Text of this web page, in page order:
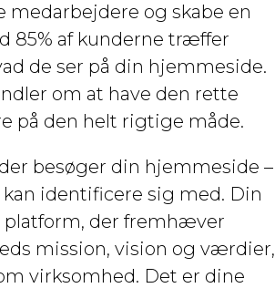
og skabe en
85% af kunderne træffer
de ser på din hjemmeside.
om at have den rette
på den helt rigtige måde.
besøger din hjemmeside –
identificere sig med. Din
platform, der fremhæver
mission, vision og værdier,
virksomhed. Det er dine